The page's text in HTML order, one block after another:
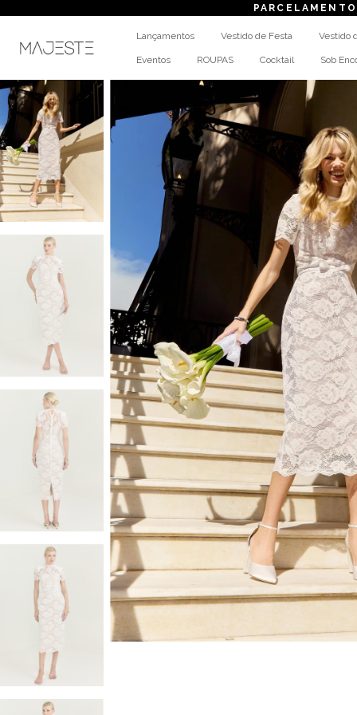
PARCELAMENTOem até
Lançamentos Vestido de Festa Vestido
Eventos ROUPAS Cocktail Sob